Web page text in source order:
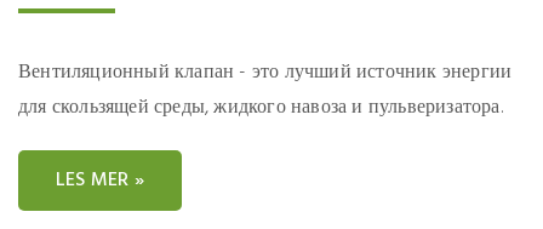
Вентиляционный клапан - это лучший источник энергии
для скользящей среды, жидкого навоза и пульверизатора.
LES MER »